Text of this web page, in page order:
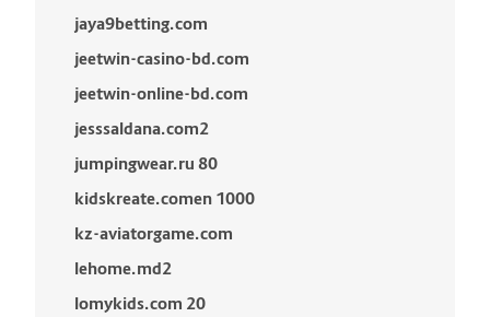
jaya9betting.com
jeetwin-casino-bd.com
jeetwin-online-bd.com
jesssaldana.com2
jumpingwear.ru 80
kidskreate.comen 1000
kz-aviatorgame.com
lehome.md2
lomykids.com 20